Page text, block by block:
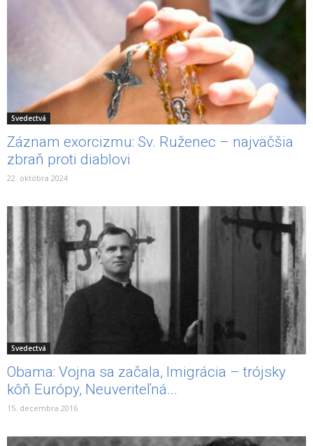
Svedectvá
Záznam exorcizmu: Sv. Ruženec – najväčšia
zbraň proti diablovi
22. októbra 2024
Svedectvá
Obama: Vojna sa začala, Imigrácia – trójsky
kôň Európy, Neuveriteľná...
15. decembra 2016